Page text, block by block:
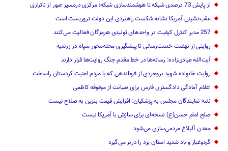
از پایش 73 درصدی شبکه تا هوشمندسازی شبکه؛ مرکزی درمسیر عبور از ناترازی
عقب‌نشینی آمریکا نشانه شکست راهبردی این دولت تروریست است
257 مدیر کنترل کیفیت در واحدهای تولیدی هرمزگان فعالیت می‌کنند
روایتی از نهضت خدمت‌رسانی تا پیشگیری محله‌محور سپاه در زرندیه
آیت‌الله عبادی‌زاده: رسانه‌ها در خط مقدم جنگ روایت‌ها قرار دارند
روایت خانواده شهید بروجردی از فرماندهی که با مردم امنیت کردستان راساخت
اعلام آمادگی دادگستری فارس برای صیانت از موقوفه کاظمی
نامه نمایندگان مجلس به پزشکیان: افزایش قیمت بنزین به صلاح نیست
صلح امام حسن(ع) نسخه‌ای برای سازش با آمریکا نیست
معدن آلبلاغ مردمی‌سازی می‌شود
گردوغبار و باد شدید استان یزد را دربر می‌گیرد